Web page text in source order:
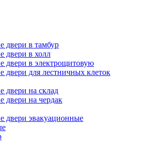
двери в тамбур
двери в холл
двери в электрощитовую
двери для лестничных клеток
двери на склад
двери на чердак
двери эвакуационные